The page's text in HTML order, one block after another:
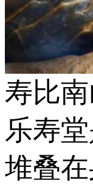
寿比
乐寿
堆叠